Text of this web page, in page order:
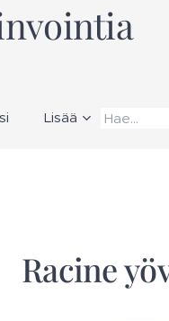
Lisää
Racine